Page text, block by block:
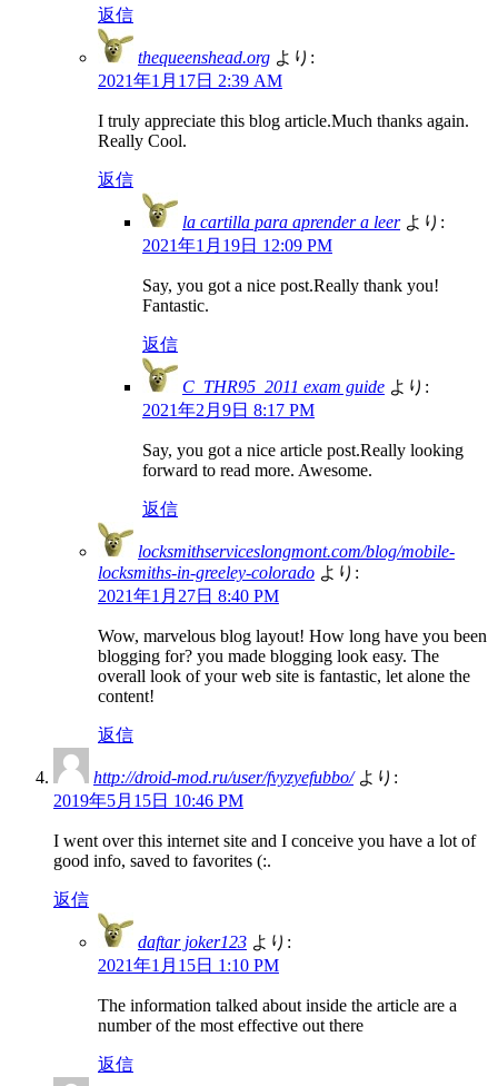
返信
thequeenshead.org より:
2021年1月17日 2:39 AM
I truly appreciate this blog article.Much thanks again.
Really Cool.
返信
la cartilla para aprender a leer より:
2021年1月19日 12:09 PM
Say, you got a nice post.Really thank you!
Fantastic.
返信
C_THR95_2011 exam guide より:
2021年2月9日 8:17 PM
Say, you got a nice article post.Really looking
forward to read more. Awesome.
返信
locksmithserviceslongmont.com/blog/mobile-
locksmiths-in-greeley-colorado より:
2021年1月27日 8:40 PM
Wow, marvelous blog layout! How long have you been
blogging for? you made blogging look easy. The
overall look of your web site is fantastic, let alone the
content!
返信
http://droid-mod.ru/user/fvyzyefubbo/ より:
2019年5月15日 10:46 PM
I went over this internet site and I conceive you have a lot of
good info, saved to favorites (:.
返信
daftar joker123 より:
2021年1月15日 1:10 PM
The information talked about inside the article are a
number of the most effective out there
返信